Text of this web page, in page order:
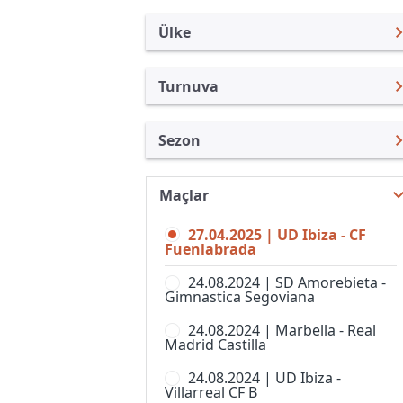
Ülke
İspanya
Türkiye
Uluslararası
Uluslararası Kulüpler
Turkiye
İngiltere
Almanya Amatör
Fransa
İtalya
Turnuva
LaLiga
Copa del Rey
Copa de SM La Reina
Copa Federacion
Premier Lig, Bayanlar
Primera Federacion, Women
Sezon
Primera Federacion 26/27
Primera Federacion 25/26
Primera Federacion 23/24
Primera Division RFEF 22/23
Primera Division RFEF 21/22
Maçlar
27.04.2025 | UD Ibiza - CF
Fuenlabrada
24.08.2024 | SD Amorebieta -
Gimnastica Segoviana
24.08.2024 | Marbella - Real
Madrid Castilla
24.08.2024 | UD Ibiza -
Villarreal CF B